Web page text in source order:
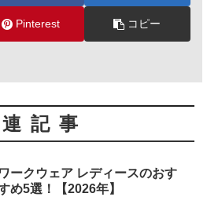
Pinterest コピー
記事
ワークウェア レディースのおす
め5選！【2026年】